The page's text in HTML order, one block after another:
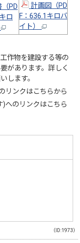
PD
ロ
計画図（PD
F：636.1キロバ
イト）
作物を建設する等の
があります。詳しく
します。
リンクはこちらから
へのリンクはこちら
（ID:1973）